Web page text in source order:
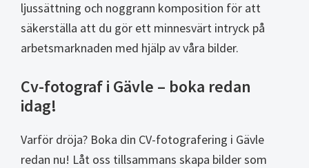
ljussättning och noggrann komposition för att
säkerställa att du gör ett minnesvärt intryck på
arbetsmarknaden med hjälp av våra bilder.
Cv-fotograf i Gävle – boka redan
idag!
Varför dröja? Boka din CV-fotografering i Gävle
redan nu! Låt oss tillsammans skapa bilder som